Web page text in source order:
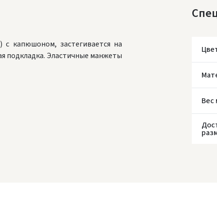
*
с капюшоном, застегивается на
подкладка. Эластичные манжеты
Вес